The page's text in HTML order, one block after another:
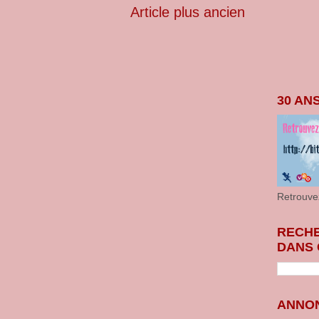
Article plus ancien
30
DANS